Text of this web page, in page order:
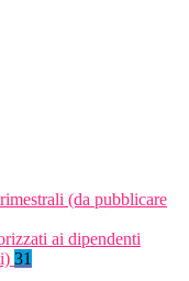
(da pubblicare
ai dipendenti
31